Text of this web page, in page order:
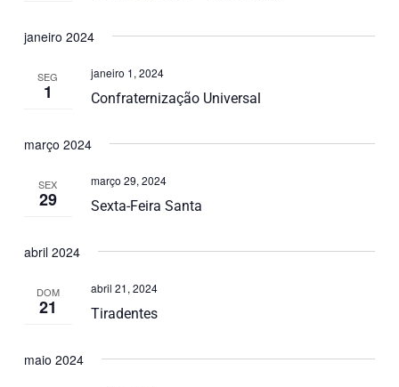
janeiro 2024
SEG
1 Confraternização Universal
janeiro 1, 2024
março 2024
SEX
29 Sexta-Feira Santa
março 29, 2024
abril 2024
DOM
21 Tiradentes
abril 21, 2024
maio 2024